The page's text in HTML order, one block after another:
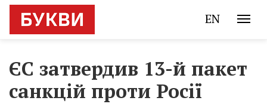
EN
ЄС затвердив 13-й пакет
санкцій проти Росії